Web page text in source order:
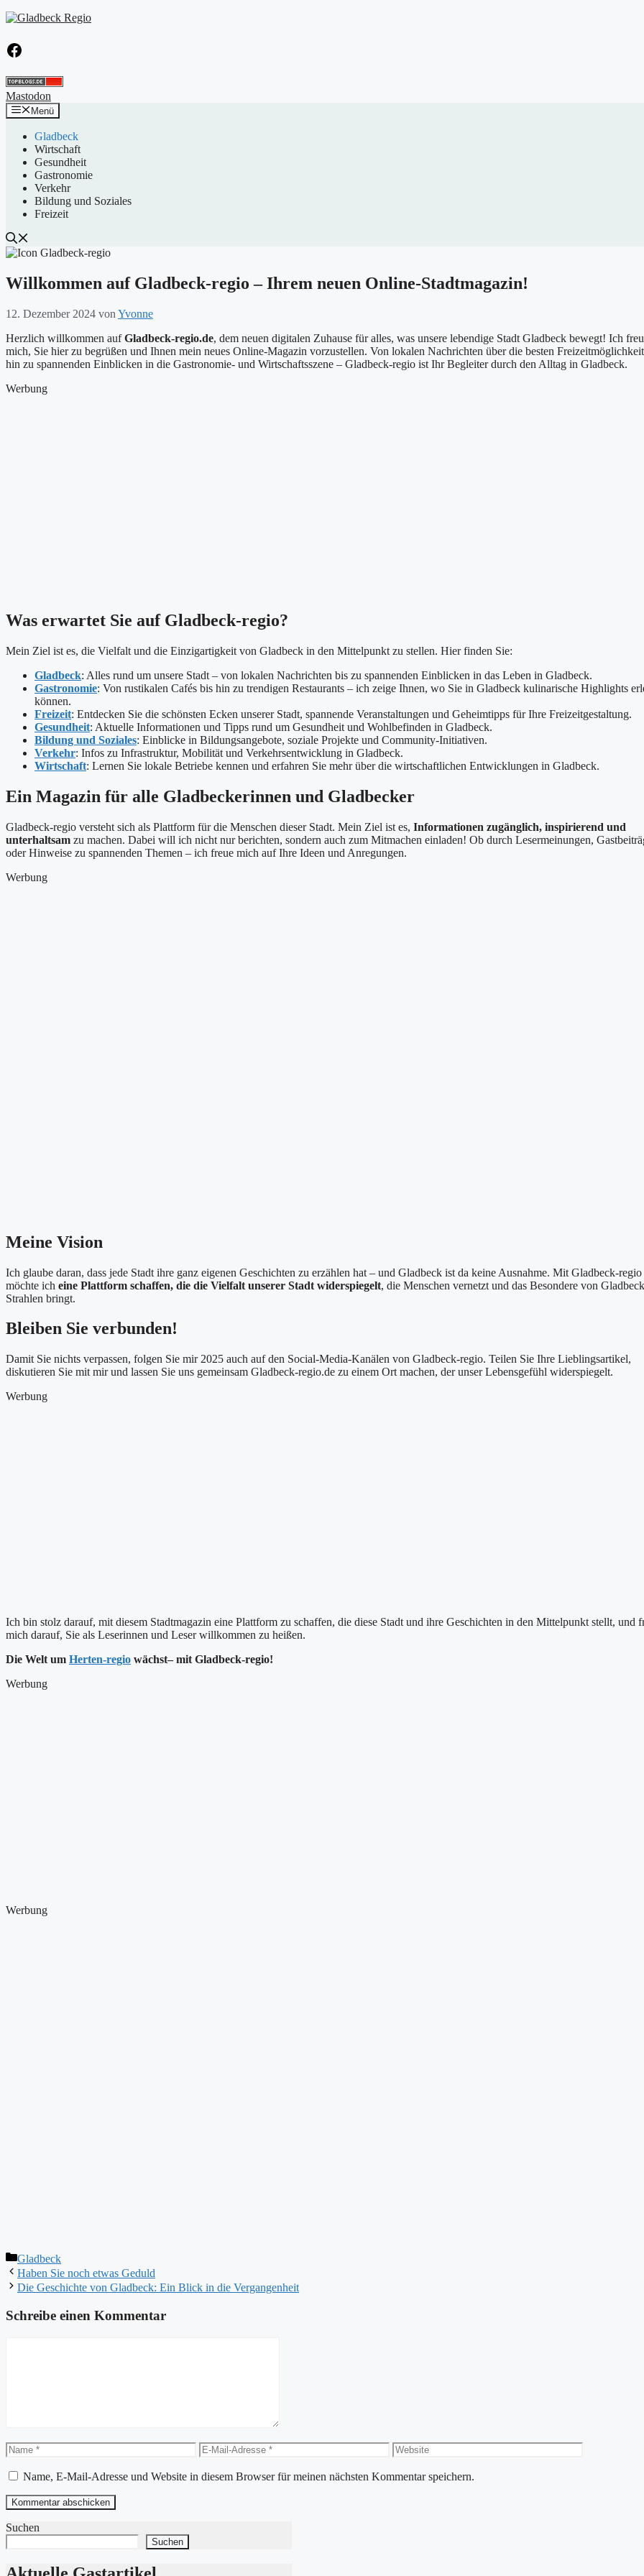
Zum
springen
Facebook
Mastodon
Menü
Gladbeck
Wirtschaft
Gesundheit
Gastronomie
Verkehr
Bildung und Soziales
Freizeit
Willkommen auf Gladbeck-regio – Ihrem neuen Online-Stadtmagazin!
12. Dezember 2024 von Yvonne
Herzlich willkommen aufGladbeck-regio.de, dem neuen digitalen Zuhause für alles, was unsere lebendige Stadt Gladbeck bewegt! Ich
mich, Sie hier zu begrüßen und Ihnen mein neues Online-Magazin vorzustellen. Von lokalen Nachrichten über die besten
hin zu spannenden Einblicken in die Gastronomie- und Wirtschaftsszene – Gladbeck-regio ist Ihr Begleiter durch den Alltag in Gladbeck.
Werbung
Was erwartet Sie auf Gladbeck-regio?
Mein Ziel ist es, die Vielfalt und die Einzigartigkeit von Gladbeck in den Mittelpunkt zu stellen. Hier finden Sie:
Gladbeck: Alles rund um unsere Stadt – von lokalen Nachrichten bis zu spannenden Einblicken in das Leben in Gladbeck.
Gastronomie: Von rustikalen Cafés bis hin zu trendigen Restaurants – ich zeige Ihnen, wo Sie in Gladbeck kulinarische Highlights
können.
Freizeit: Entdecken Sie die schönsten Ecken unserer Stadt, spannende Veranstaltungen und Geheimtipps für Ihre Freizeitgestaltung.
Gesundheit: Aktuelle Informationen und Tipps rund um Gesundheit und Wohlbefinden in Gladbeck.
Bildung und Soziales: Einblicke in Bildungsangebote, soziale Projekte und Community-Initiativen.
Verkehr: Infos zu Infrastruktur, Mobilität und Verkehrsentwicklung in Gladbeck.
Wirtschaft: Lernen Sie lokale Betriebe kennen und erfahren Sie mehr über die wirtschaftlichen Entwicklungen in Gladbeck.
Ein Magazin für alle Gladbeckerinnen und Gladbecker
Gladbeck-regio versteht sich als Plattform für die Menschen dieser Stadt. Mein Ziel ist es, Informationen zugänglich, inspirierend und
unterhaltsam zu machen. Dabei will ich nicht nur berichten, sondern auch zum Mitmachen einladen! Ob durch Lesermeinungen,
oder Hinweise zu spannenden Themen – ich freue mich auf Ihre Ideen und Anregungen.
Werbung
Meine Vision
Ich glaube daran, dass jede Stadt ihre ganz eigenen Geschichten zu erzählen hat – und Gladbeck ist da keine Ausnahme. Mit Gladbeck-regio
möchte ich eine Plattform schaffen, die die Vielfalt unserer Stadt widerspiegelt, die Menschen vernetzt und das Besondere von
Strahlen bringt.
Bleiben Sie verbunden!
Damit Sie nichts verpassen, folgen Sie mir 2025 auch auf den Social-Media-Kanälen von Gladbeck-regio. Teilen Sie Ihre Lieblingsartikel,
diskutieren Sie mit mir und lassen Sie uns gemeinsam Gladbeck-regio.de zu einem Ort machen, der unser Lebensgefühl widerspiegelt.
Werbung
Ich bin stolz darauf, mit diesem Stadtmagazin eine Plattform zu schaffen, die diese Stadt und ihre Geschichten in den Mittelpunkt stellt, und
mich darauf, Sie als Leserinnen und Leser willkommen zu heißen.
Die Welt um Herten-regio wächst– mit Gladbeck-regio!
Werbung
Werbung
Kategorien
Gladbeck
Haben Sie noch etwas Geduld
Die Geschichte von Gladbeck: Ein Blick in die Vergangenheit
Schreibe einen Kommentar
Name
E-
Mail-
Adresse
Website
Name, E-Mail-Adresse und Website in diesem Browser für meinen nächsten Kommentar speichern.
Suchen
Suchen